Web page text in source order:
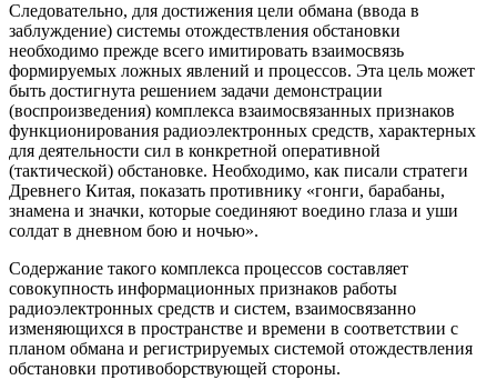
Следовательно, для достижения цели обмана (ввода в
заблуждение) системы отождествления обстановки
необходимо прежде всего имитировать взаимосвязь
формируемых ложных явлений и процессов. Эта цель может
быть достигнута решением задачи демонстрации
(воспроизведения) комплекса взаимосвязанных признаков
функционирования радиоэлектронных средств, характерных
для деятельности сил в конкретной оперативной
(тактической) обстановке. Необходимо, как писали стратеги
Древнего Китая, показать противнику «гонги, барабаны,
знамена и значки, которые соединяют воедино глаза и уши
солдат в дневном бою и ночью».
Содержание такого комплекса процессов составляет
совокупность информационных признаков работы
радиоэлектронных средств и систем, взаимосвязанно
изменяющихся в пространстве и времени в соответствии с
планом обмана и регистрируемых системой отождествления
обстановки противоборствующей стороны.